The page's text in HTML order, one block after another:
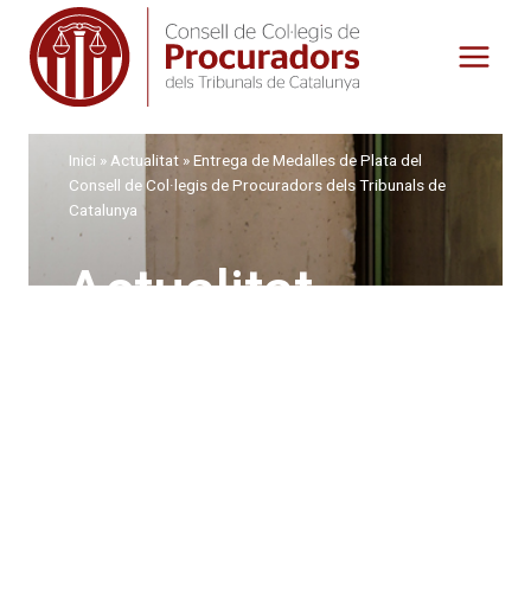
contingut
Inici » Actualitat »Entrega de Medalles de Plata del
Consell de Col·legis de Procuradors dels Tribunals de
Catalunya
Actualitat